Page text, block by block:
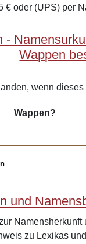
€ oder (UPS) per
-
Wappen
wenn
Wappen?
und
zu Lexikas